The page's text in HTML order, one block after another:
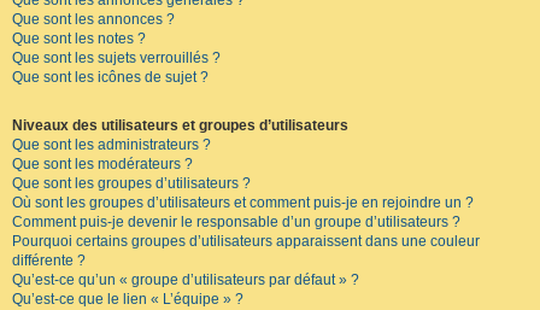
Que sont les annonces ?
Que sont les notes ?
Que sont les sujets verrouillés ?
Que sont les icônes de sujet ?
Niveaux des utilisateurs et groupes d’utilisateurs
Que sont les administrateurs ?
Que sont les modérateurs ?
Que sont les groupes d’utilisateurs ?
Où sont les groupes d’utilisateurs et comment puis-je en rejoindre un ?
Comment puis-je devenir le responsable d’un groupe d’utilisateurs ?
Pourquoi certains groupes d’utilisateurs apparaissent dans une couleur
différente ?
Qu’est-ce qu’un « groupe d’utilisateurs par défaut » ?
Qu’est-ce que le lien « L’équipe » ?